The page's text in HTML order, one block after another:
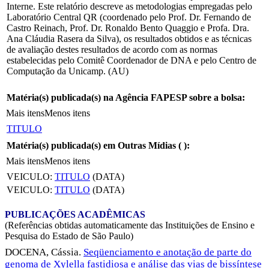
Interne. Este relatório descreve as metodologias empregadas pelo
Laboratório Central QR (coordenado pelo Prof. Dr. Fernando de
Castro Reinach, Prof. Dr. Ronaldo Bento Quaggio e Profa. Dra.
Ana Cláudia Rasera da Silva), os resultados obtidos e as técnicas
de avaliação destes resultados de acordo com as normas
estabelecidas pelo Comitê Coordenador de DNA e pelo Centro de
Computação da Unicamp. (AU)
Matéria(s) publicada(s) na Agência FAPESP sobre a bolsa:
Mais itensMenos itens
TITULO
Matéria(s) publicada(s) em Outras Mídias ( ):
Mais itensMenos itens
VEICULO: TITULO (DATA)
VEICULO: TITULO (DATA)
PUBLICAÇÕES ACADÊMICAS
(Referências obtidas automaticamente das Instituições de Ensino e
Pesquisa do Estado de São Paulo)
DOCENA, Cássia. Seqüenciamento e anotação de parte do
genoma de Xylella fastidiosa e análise das vias de bissíntese